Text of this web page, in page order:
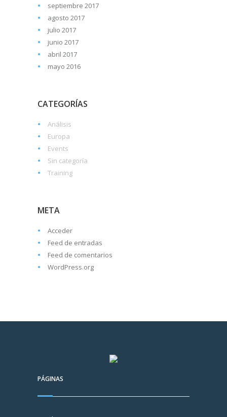
septiembre 2017
agosto 2017
julio 2017
junio 2017
abril 2017
mayo 2016
CATEGORÍAS
Análisis
Europa
Events
Sin categoría
Training
META
Acceder
Feed de entradas
Feed de comentarios
WordPress.org
PÁGINAS